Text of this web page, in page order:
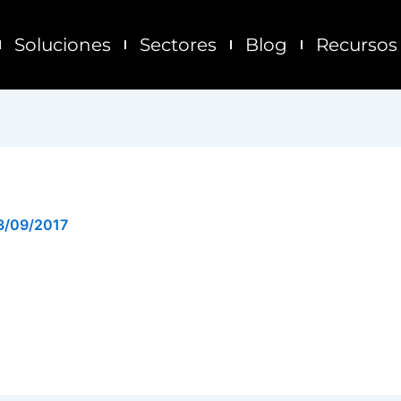
Soluciones Sectores Blog Recursos
09/2017